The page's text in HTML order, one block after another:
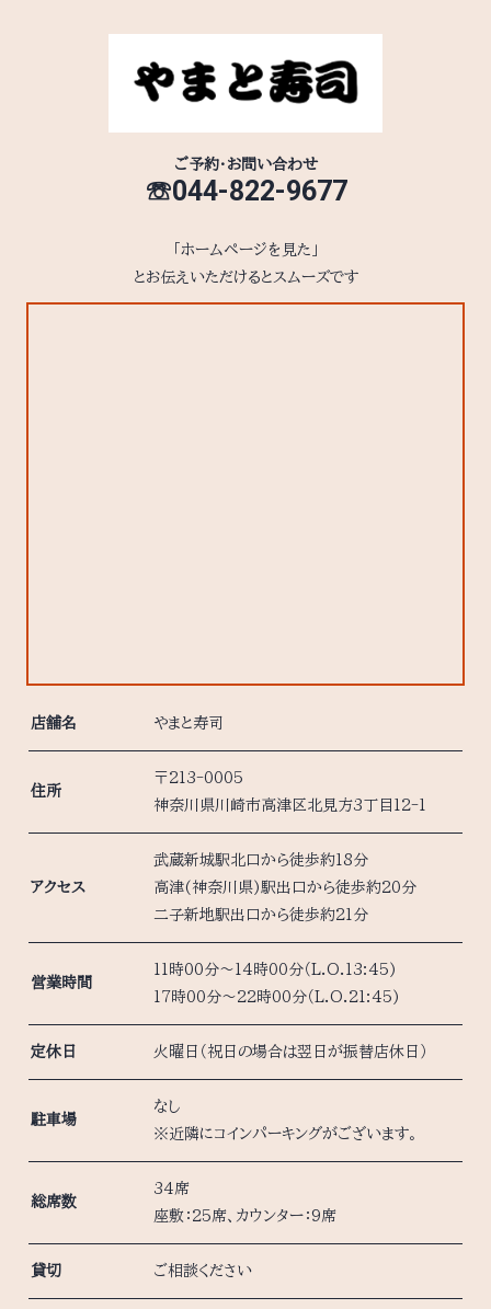
ご予約・お問い合わせ
☏044-822-9677
「ホームページを見た」
とお伝えいただけるとスムーズです
店舗名 やまと寿司
住所
〒213-0005
神奈川県川崎市高津区北見方3丁目12-1
アクセス
武蔵新城駅北口から徒歩約18分
高津(神奈川県)駅出口から徒歩約20分
二子新地駅出口から徒歩約21分
営業時間
11時00分～14時00分（L.O.13:45)
17時00分～22時00分（L.O.21:45)
定休日 火曜日（祝日の場合は翌日が振替店休日）
駐車場
なし
※近隣にコインパーキングがございます。
総席数
34席
座敷：25席、カウンター：9席
貸切 ご相談ください